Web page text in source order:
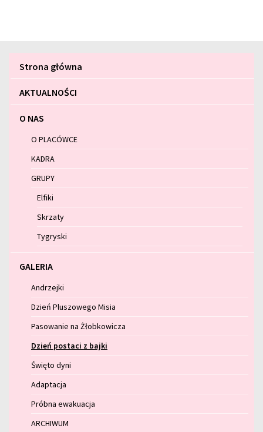
Menu
Strona główna
AKTUALNOŚCI
O NAS
O PLACÓWCE
KADRA
GRUPY
Elfiki
Skrzaty
Tygryski
GALERIA
Andrzejki
Dzień Pluszowego Misia
Pasowanie na Żłobkowicza
Dzień postaci z bajki
Święto dyni
Adaptacja
Próbna ewakuacja
ARCHIWUM